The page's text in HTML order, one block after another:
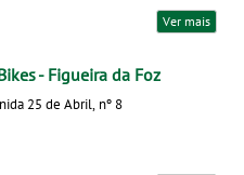
Ver mais
- Figueira da Foz
25 de Abril, nº 8